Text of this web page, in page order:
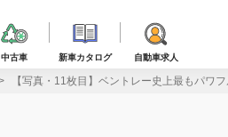
中古車 新車カタログ 自動車求人
【写真・11枚目】ベントレー史上最もパワ